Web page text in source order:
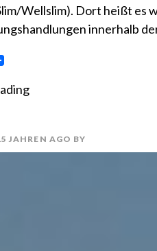
Wellslim). Dort heißt es
innerhalb
JAHREN AGO BY